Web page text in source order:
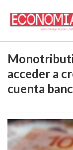
acceder a
cuenta